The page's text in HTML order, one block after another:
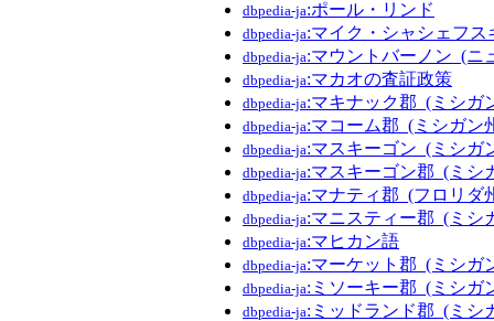
dbpedia-ja:ポール・リンド
dbpedia-ja:マイク・シャシェフス
dbpedia-ja:マウントバーノン_(ニ
dbpedia-ja:マカオの査証政策
dbpedia-ja:マキナック郡_(ミシガ
dbpedia-ja:マコーム郡_(ミシガン
dbpedia-ja:マスキーゴン_(ミシガ
dbpedia-ja:マスキーゴン郡_(ミシ
dbpedia-ja:マナティ郡_(フロリダ
dbpedia-ja:マニスティー郡_(ミシ
dbpedia-ja:マヒカン語
dbpedia-ja:マーケット郡_(ミシガ
dbpedia-ja:ミソーキー郡_(ミシガ
dbpedia-ja:ミッドランド郡_(ミシ